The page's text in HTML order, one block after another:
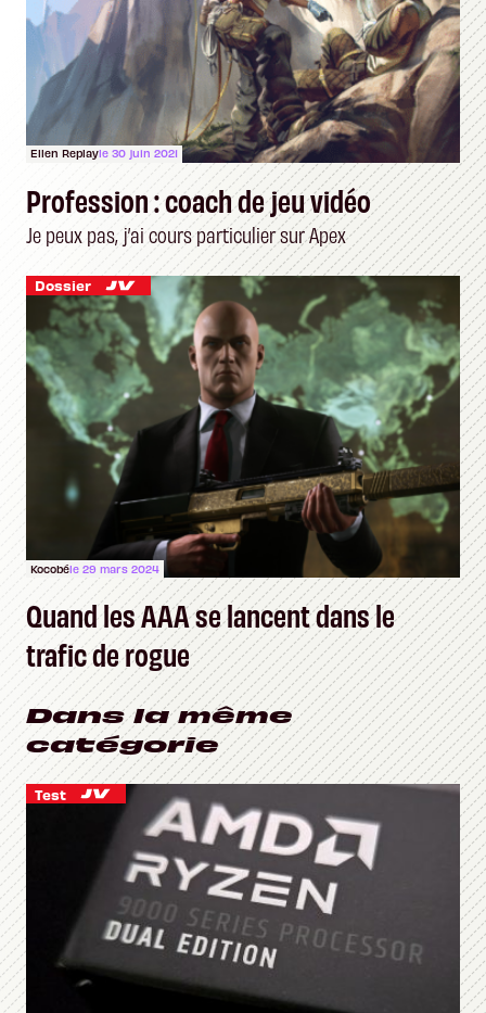
Ellen Replayle 30 juin 2021
Profession : coach de jeu vidéo
Je peux pas, j’ai cours particulier sur Apex
Dossier
Kocobéle 29 mars 2024
Quand les AAA se lancent dans le
trafic de rogue
Dans la même
catégorie
Test